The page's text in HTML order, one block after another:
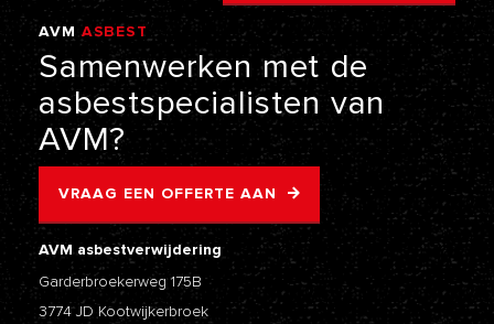
AVM ASBEST
VERWIJDERING
Samenwerken met de
asbestspecialisten van
AVM?
VRAAG EEN OFFERTE AAN
AVM asbestverwijdering
Garderbroekerweg 175B
3774 JD Kootwijkerbroek